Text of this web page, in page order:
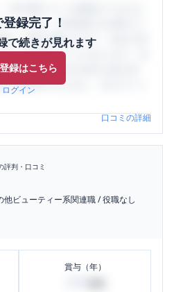
録完了！
で続きが見れます
録はこちら
ログイン
ーハブ)は、女性限定の企業口コ
・女性の働きやすさ・会社の評
べき点がたくさんあります。先
通して、本当の会社の姿を知
を解消するために、ぜひサイト
口コミの詳細
評判・口コミ
他ビューティー系関連職/役職なし
賞与（年）